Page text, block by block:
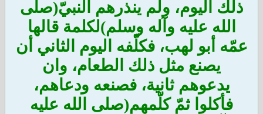
ذلك اليوم، ولم ينذرهم النبيّ(صلى
الله عليه وآله وسلم)لكلمة قالها
عمّه أبو لهب، فكلّفه اليوم الثاني أن
يصنع مثل ذلك الطعام، وان
يدعوهم ثانية، فصنعه ودعاهم،
فأكلوا ثمّ كلّمهم(صلى الله عليه